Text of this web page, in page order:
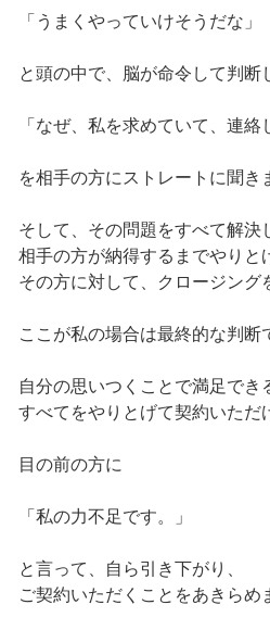
「うまくやっていけそうだな」
と頭の中で、脳が命令して判断
「なぜ、私を求めていて、連絡
を相手の方にストレートに聞き
そして、その問題をすべて解決
相手の方が納得するまでやりと
その方に対して、クロージング
ここが私の場合は最終的な判断
自分の思いつくことで満足でき
すべてをやりとげて契約いただ
目の前の方に
「私の力不足です。」
と言って、自ら引き下がり、
ご契約いただくことをあきらめ